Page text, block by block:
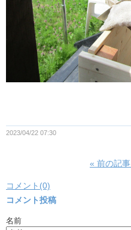
2023/04/22 07:30
« 前の記事
コメント(0)
コメント投稿
名前